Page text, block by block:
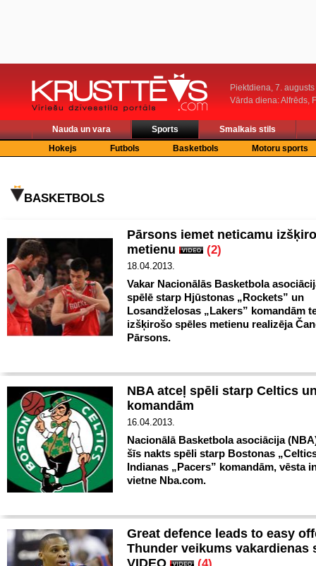
Piektdiena, 7. augusts
Vārda diena: Alfrēds,
Nauda un vara Sports
Smalkais stils
Hokejs
Futbols Basketbols Motoru sports
BASKETBOLS
Pārsons iemet neticamu
metienu
(2)
18.04.2013.
Vakar Nacionālās Basketbola
spēlē starp Hjūstonas „Rockets” un
Losandželosas „Lakers” komandām
izšķirošo spēles metienu realizēja
Pārsons.
NBA atceļ spēli starp Celtics
komandām
16.04.2013.
Nacionālā Basketbola asociācija
šīs nakts spēli starp Bostonas
Indianas „Pacers” komandām, vēsta
vietne Nba.com.
Great defence leads to easy
Thunder veikums vakardienas
VIDEO